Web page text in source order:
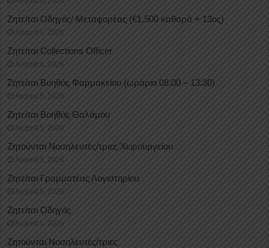
Ζητείται Οδηγός/ Μεταφορέας (€1.500 καθαρά + 13ος)
August 6, 2026
Ζητείται Collections Officer
August 6, 2026
Ζητείται Βοηθός Φαρμακείου (ωράριο 08:00 – 13:30)
August 5, 2026
Ζητείται Βοηθός Θαλάμου
August 5, 2026
Ζητούνται Νοσηλευτές/τριες Χειρουργείου
August 5, 2026
Ζητείται Γραμματέας Λογιστηρίου
August 5, 2026
Ζητείται Οδηγός
August 5, 2026
Ζητούνται Νοσηλευτές/τριες